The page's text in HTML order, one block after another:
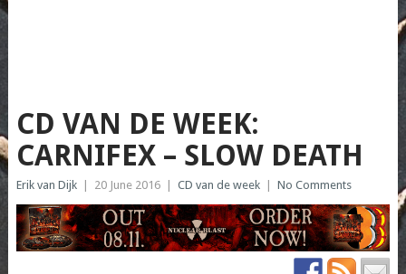
CD VAN DE WEEK:
CARNIFEX – SLOW DEATH
Erik van Dijk 20 June 2016 CD van de week No Comments